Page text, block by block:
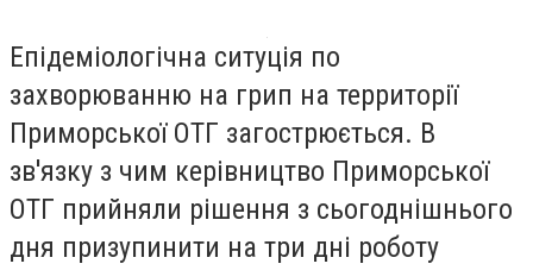
Епідеміологічна ситуція по
захворюванню на грип на территорії
Приморської ОТГ загострюється. В
зв'язку з чим керівництво Приморської
ОТГ прийняли рішення з сьогоднішнього
дня призупинити на три дні роботу